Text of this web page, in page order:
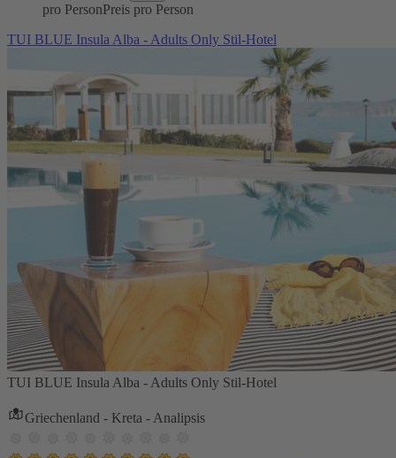
pro PersonPreis pro Person
TUI BLUE Insula Alba - Adults Only Stil-Hotel
TUI BLUE Insula Alba - Adults Only Stil-Hotel
Griechenland - Kreta - Analipsis